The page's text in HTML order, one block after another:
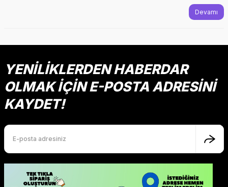
Devamı
YENİLİKLERDEN HABERDAR
OLMAK İÇİN E-POSTA ADRESİNİ
KAYDET!